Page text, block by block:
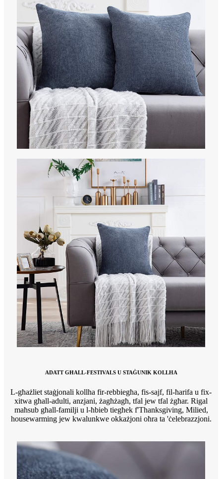
ADATT GĦALL-FESTIVALS U STAĠUNIK KOLLHA
L-għażliet staġjonali kollha fir-rebbiegħa, fis-sajf, fil-ħarifa u fix-
xitwa għall-adulti, anzjani, żagħżagħ, tfal jew tfal żgħar. Rigal
maħsub għall-familji u l-ħbieb tiegħek f'Thanksgiving, Milied,
housewarming jew kwalunkwe okkażjoni oħra ta 'ċelebrazzjoni.